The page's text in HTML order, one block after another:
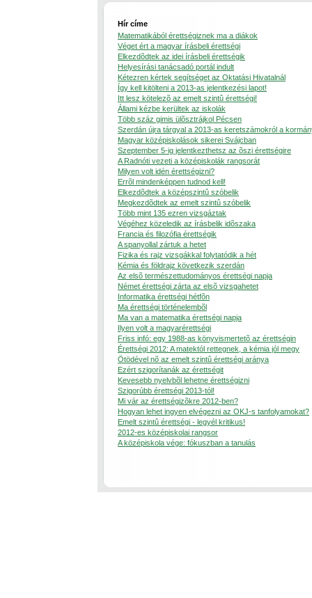
Hír címe
Matematikából érettségiznek ma a diákok
Véget ért a magyar írásbeli érettségi
Elkezdõdtek az idei írásbeli érettségik
Helyesírási tanácsadó portál indult
Kétezren kértek segítséget az Oktatási Hivatalnál
Így kell kitölteni a 2013-as jelentkezési lapot!
Itt lesz kötelezõ az emelt szintû érettségi!
Állami kézbe kerültek az iskolák
Több száz gimis ülõsztrájkol Pécsen
Szerdán újra tárgyal a 2013-as keretszámokról a
Magyar középiskolások sikerei Svájcban
Szeptember 5-ig jelentkezthetsz az õszi érettségire
A Radnóti vezeti a középiskolák rangsorát
Milyen volt idén érettségizni?
Errõl mindenképpen tudnod kell!
Elkezdõdtek a középszintû szóbelik
Megkezdõdtek az emelt szintû szóbelik
Több mint 135 ezren vizsgáztak
Végéhez közeledik az írásbelik idõszaka
Francia és filozófia érettségik
A spanyollal zártuk a hetet
Fizika és rajz vizsgákkal folytatódik a hét
Kémia és földrajz következik szerdán
Az elsõ természettudományos érettségi napja
Német érettségi zárta az elsõ vizsgahetet
Informatika érettségi hétfõn
Ma érettségi történelembõl
Ma van a matematika érettségi napja
Ilyen volt a magyarérettségi
Friss infó: egy 1988-as könyvismertetõ az érettségin
Érettségi 2012: A matektól rettegnek, a kémia jól megy
Ötödével nõ az emelt szintû érettségi aránya
Ezért szigorítanák az érettségit
Kevesebb nyelvbõl lehetne érettségizni
Szigorúbb érettségi 2013-tól!
Mi vár az érettségizõkre 2012-ben?
Hogyan lehet ingyen elvégezni az OKJ-s tanfolyamokat?
Emelt szintû érettségi - legyél kritikus!
2012-es középiskolai rangsor
A középiskola vége: fókuszban a tanulás